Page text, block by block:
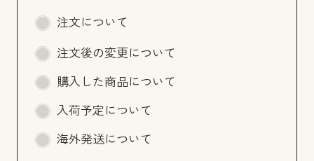
注文について
注文後の変更について
購入した商品について
入荷予定について
海外発送について